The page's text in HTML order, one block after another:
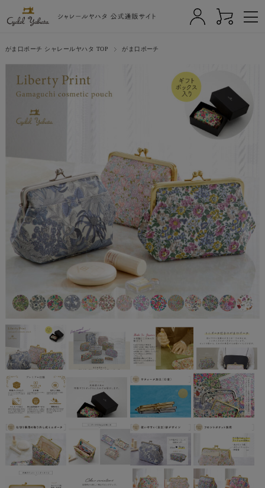
がま口ポーチ シャレールヤハタ TOP がま口ポーチ